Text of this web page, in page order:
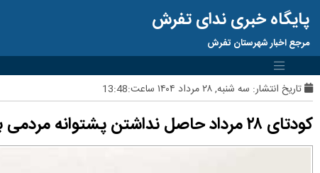
پایگاه خبری ندای تفرش
مرجع اخبار شهرستان تفرش
تاریخ انتشار: سه شنبه, ۲۸ مرداد ۱۴۰۴ ساعت:13:48
کودتای ۲۸ مرداد حاصل نداشتن پشتوانه مردمی بود